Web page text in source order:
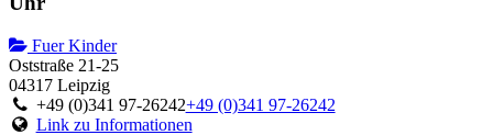
Fuer Kinder
Oststraße 21-25
04317 Leipzig
+49 (0)341 97-26242+49 (0)341 97-26242
Link zu Informationen